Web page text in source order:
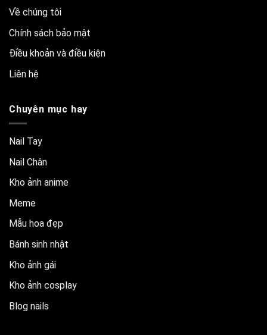
Về chúng tôi
Chính sách bảo mật
Điều khoản và điều kiện
Liên hệ
Chuyên mục hay
Nail Tay
Nail Chân
Kho ảnh anime
Meme
Mẫu hoa đẹp
Bánh sinh nhật
Kho ảnh gái
Kho ảnh cosplay
Blog nails